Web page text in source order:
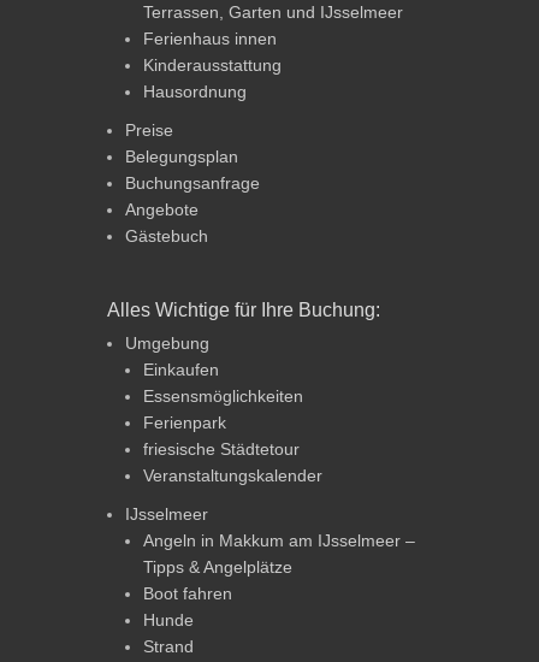
Terrassen, Garten und IJsselmeer
Ferienhaus innen
Kinderausstattung
Hausordnung
Preise
Belegungsplan
Buchungsanfrage
Angebote
Gästebuch
Alles Wichtige für Ihre Buchung:
Umgebung
Einkaufen
Essensmöglichkeiten
Ferienpark
friesische Städtetour
Veranstaltungskalender
IJsselmeer
Angeln in Makkum am IJsselmeer –
Tipps & Angelplätze
Boot fahren
Hunde
Strand